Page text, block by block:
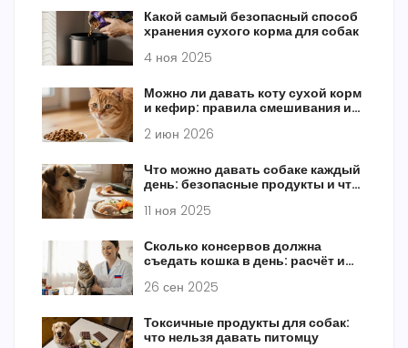
Какой самый безопасный способ
хранения сухого корма для собак
4 ноя 2025
Можно ли давать коту сухой корм
и кефир: правила смешивания и
2 июн 2026
Что можно давать собаке каждый
день: безопасные продукты и что
11 ноя 2025
Сколько консервов должна
съедать кошка в день: расчёт и
26 сен 2025
Токсичные продукты для собак:
что нельзя давать питомцу